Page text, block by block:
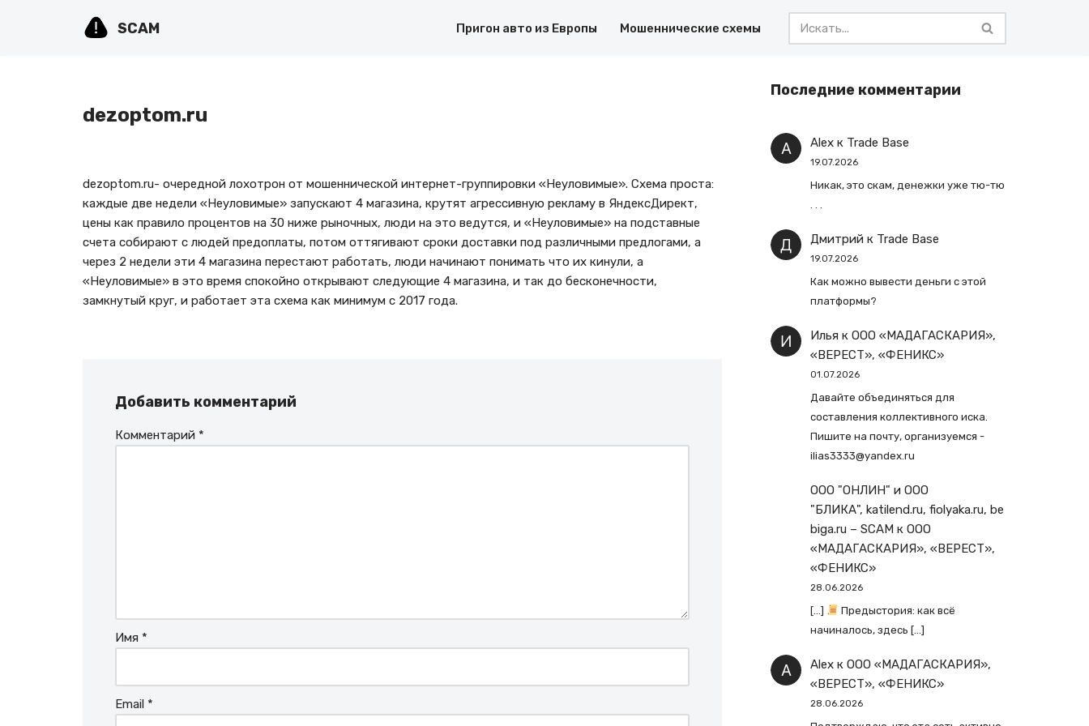
SCAM Пригон авто из Европы Мошеннические схемы
dezoptom.ru
dezoptom.ru- очередной лохотрон от мошеннической интернет-группировки «Неуловимые». Схема проста:
каждые две недели «Неуловимые» запускают 4 магазина, крутят агрессивную рекламу в ЯндексДирект,
цены как правило процентов на 30 ниже рыночных, люди на это ведутся, и «Неуловимые» на подставные
счета собирают с людей предоплаты, потом оттягивают сроки доставки под различными предлогами, а
через 2 недели эти 4 магазина перестают работать, люди начинают понимать что их кинули, а
«Неуловимые» в это время спокойно открывают следующие 4 магазина, и так до бесконечности,
замкнутый круг, и работает эта схема как минимум с 2017 года.
Добавить комментарий
Комментарий *
Имя *
Email *
Последние комментарии
Alexк Trade Base
19.07.2026
Никак, это скам, денежки уже тю-тю
Дмитрийк Trade Base
19.07.2026
Как можно вывести деньги с этой
платформы?
Ильяк ООО «МАДАГАСКАРИЯ»,
«ВЕРЕСТ», «ФЕНИКС»
01.07.2026
Давайте объединяться для
составления коллективного иска.
Пишите на почту, организуемся -
ilias3333@yandex.ru
ООО "ОНЛИН" и ООО
"БЛИКА", katilend.ru, fiolyaka.ru, be
biga.ru – SCAMк ООО
«МАДАГАСКАРИЯ», «ВЕРЕСТ»,
«ФЕНИКС»
28.06.2026
[…]
Предыстория: как всё
начиналось, здесь […]
Alexк ООО «МАДАГАСКАРИЯ»,
«ВЕРЕСТ», «ФЕНИКС»
28.06.2026